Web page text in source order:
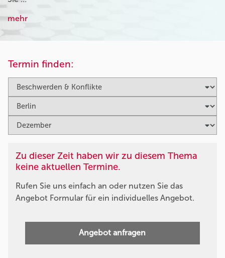
mehr
Termin finden:
Zu dieser Zeit haben wir zu diesem Thema
keine aktuellen Termine.
Rufen Sie uns einfach an oder nutzen Sie das
Angebot Formular für ein individuelles Angebot.
Angebot anfragen